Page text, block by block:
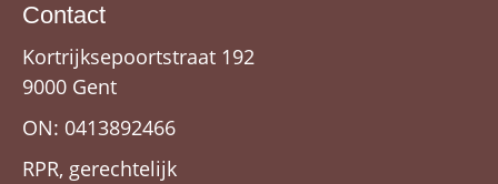
Contact
Kortrijksepoortstraat 192
9000 Gent
ON: 0413892466
RPR, gerechtelijk